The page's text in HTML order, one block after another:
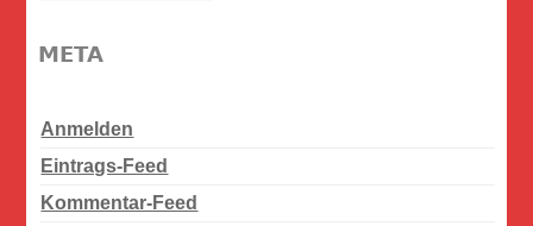
META
Anmelden
Eintrags-Feed
Kommentar-Feed